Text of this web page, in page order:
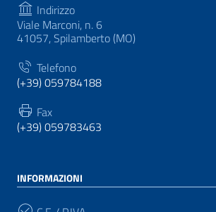
Indirizzo
Viale Marconi, n. 6
41057, Spilamberto (MO)
Telefono
(+39) 059784188
Fax
(+39) 059783463
INFORMAZIONI